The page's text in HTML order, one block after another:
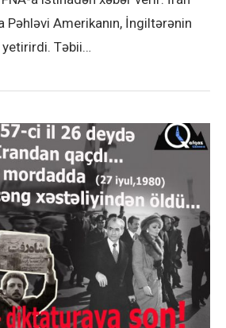
Pəhləvi Amerikanın, İngiltərənin
yetirirdi. Təbii…